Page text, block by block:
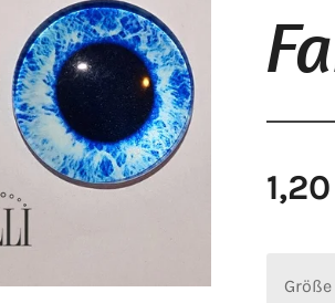
Größe